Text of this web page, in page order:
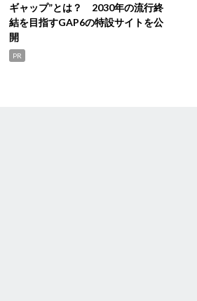
ギャップ”とは？ 2030年の流行終
結を目指すGAP6の特設サイトを公
開
PR